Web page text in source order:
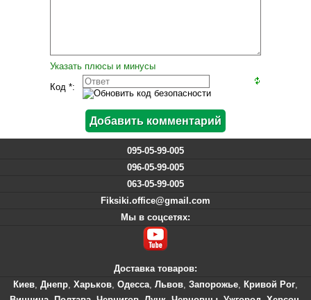
Указать плюсы и минусы
Код *:
095-05-99-005
096-05-99-005
063-05-99-005
Fiksiki.office@gmail.com
Мы в соцсетях:
Доставка товаров:
Киев, Днепр, Харьков, Одесса, Львов, Запорожье, Кривой Рог,